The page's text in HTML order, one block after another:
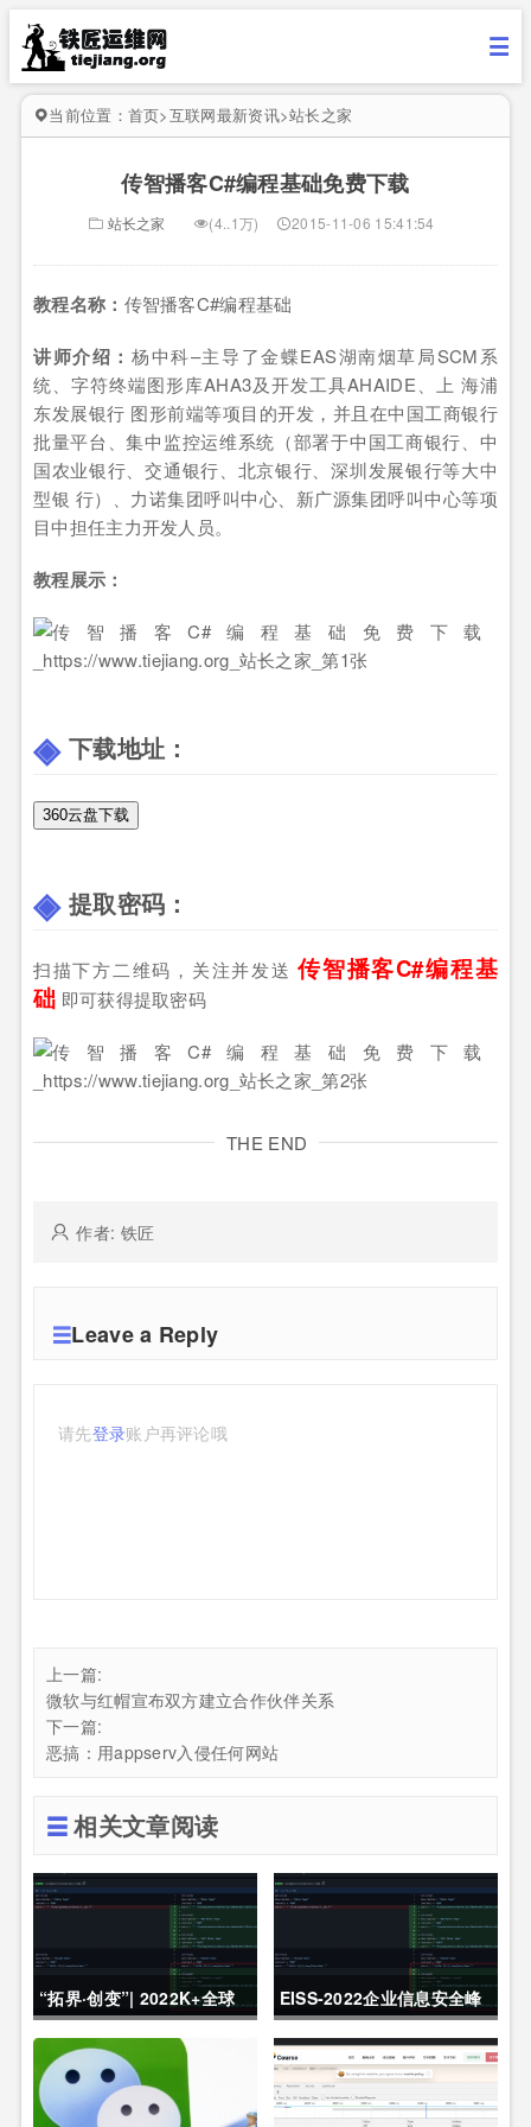
当前位置： 首页>互联网最新资讯>站长之家
传智播客C#编程基础免费下载
站长之家 (4..1万) 2015-11-06 15:41:54
教程名称： 传智播客C#编程基础
讲师介绍： 杨中科–主导了金蝶EAS湖南烟草局SCM系
统、字符终端图形库AHA3及开发工具AHAIDE、上 海浦
东发展银行 图形前端等项目的开发，并且在中国工商银行
批量平台、集中监控运维系统（部署于中国工商银行、中
国农业银行、交通银行、北京银行、深圳发展银行等大中
型银 行）、力诺集团呼叫中心、新广源集团呼叫中心等项
目中担任主力开发人员。
教程展示：
下载地址：
360云盘下载
提取密码：
扫描下方二维码，关注并发送传智播客C#编程基
础 即可获得提取密码
THE END
作者: 铁匠
Leave a Reply
请先登录账户再评论哦
上一篇:
微软与红帽宣布双方建立合作伙伴关系
下一篇:
恶搞：用appserv入侵任何网站
相关文章阅读
“拓界·创变”| 2022K+全球
软件研发行业创新峰会上海
站敬请期待！
EISS-2022企业信息安全峰
会之深圳站 10月28日成功
举办